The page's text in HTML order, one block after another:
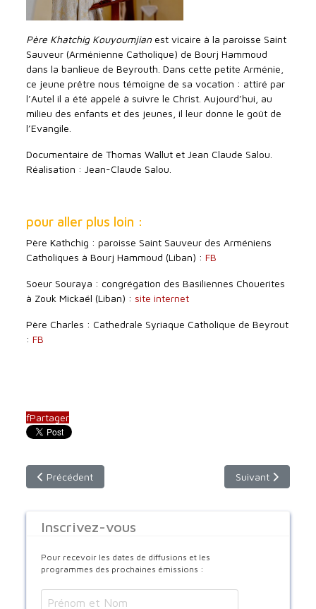
Père Khatchig Kouyoumjian est vicaire à la paroisse Saint
Sauveur (Arménienne Catholique) de Bourj Hammoud
dans la banlieue de Beyrouth. Dans cette petite Arménie,
ce jeune prêtre nous témoigne de sa vocation : attiré par
l’Autel il a été appelé à suivre le Christ. Aujourd’hui, au
milieu des enfants et des jeunes, il leur donne le goût de
l’Evangile.
Documentaire de Thomas Wallut et Jean Claude Salou.
Réalisation : Jean-Claude Salou.
pour aller plus loin :
Père Kathchig : paroisse Saint Sauveur des Arméniens
Catholiques à Bourj Hammoud (Liban) :FB
Soeur Souraya : congrégation des Basiliennes Chouerites
à Zouk Mickaël (Liban) : site internet
Père Charles : Cathedrale Syriaque Catholique de Beyrout
:FB
fPartager
Article précédent : Actualités Orientales (11 mars 2018)
Précédent Article suivant :
Suivant
Inscrivez-vous
Pour recevoir les dates de diffusions et les
programmes des prochaines émissions :